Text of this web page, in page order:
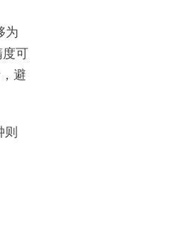
为
度可
避